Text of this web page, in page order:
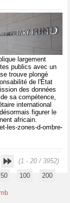
largement
publics avec un
trouve plongé
de l'État
des données
sa compétence,
international
figurer le
africain.
les-zones-d-ombre-
(1 - 20 / 3952)
50 100 200